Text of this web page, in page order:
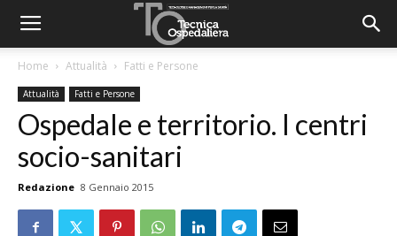
Home Attualità Fatti e Persone
Attualità Fatti e Persone
Ospedale e territorio. I centri
socio-sanitari
Redazione 8 Gennaio 2015